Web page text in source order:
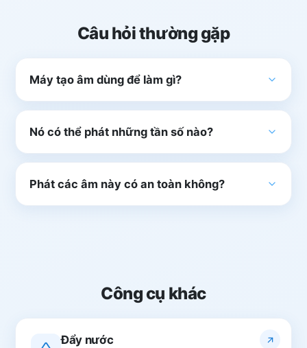
Câu hỏi thường gặp
Máy tạo âm dùng để làm gì?
Nó có thể phát những tần số nào?
Phát các âm này có an toàn không?
Công cụ khác
Đẩy nước